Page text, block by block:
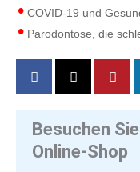
COVID-19 und
Parodontose, die
Besuchen
Online-Shop